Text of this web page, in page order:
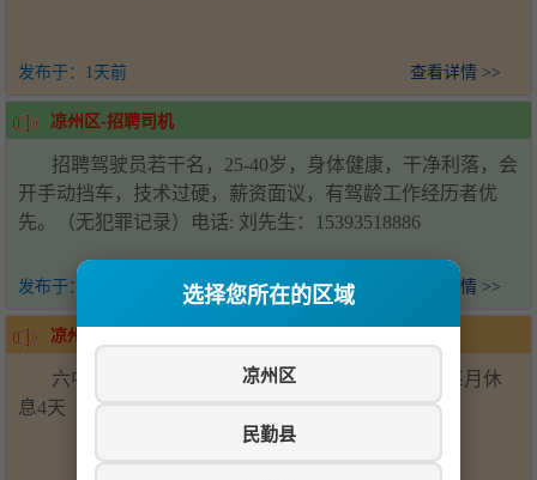
选择您所在的区域
凉州区
民勤县
发布于： 1天前 查看详情 >>
凉州区-招聘司机
招聘驾驶员若干名，25-40岁，身体健康，干净利落，会
开手动挡车，技术过硬，薪资面议，有驾龄工作经历者优
先。（无犯罪记录）电话: 刘先生：15393518886
发布于： 查看详情 >>
凉州区-招聘帮厨
六中学校食堂招聘后厨帮厨2名，会压面优先，每月休
息4天（上六休一）工资面议-电话15393538881